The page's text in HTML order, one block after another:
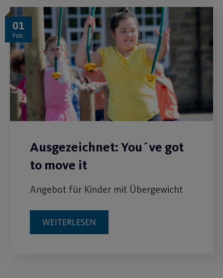
01
Feb.
Ausgezeichnet: You´ve got
to move it
Angebot für Kinder mit Übergewicht
WEITERLESEN